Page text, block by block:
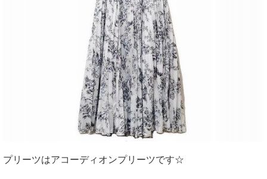
プリーツはアコーディオンプリーツです☆